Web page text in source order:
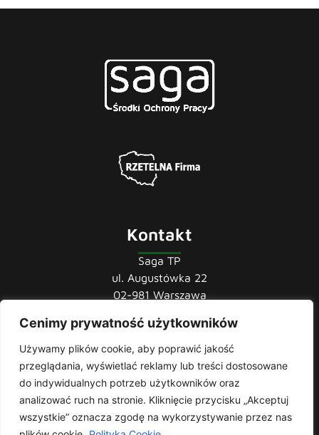
Cenimy prywatność użytkowników
Używamy plików cookie, aby poprawić jakość
przeglądania, wyświetlać reklamy lub treści dostosowane
do indywidualnych potrzeb użytkowników oraz
analizować ruch na stronie. Kliknięcie przycisku „Akceptuj
wszystkie” oznacza zgodę na wykorzystywanie przez nas
Kontakt
Saga TP
ul. Augustówka 22
02-981 Warszawa
tel.: 22 741 36 85
22 852 43 60
mail:biuro@sagatp.pl